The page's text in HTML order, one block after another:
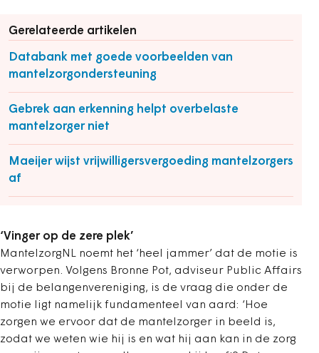
Gerelateerde artikelen
Databank met goede voorbeelden van
mantelzorgondersteuning
Gebrek aan erkenning helpt overbelaste
mantelzorger niet
Maeijer wijst vrijwilligersvergoeding mantelzorgers
af
‘Vinger op de zere plek’
MantelzorgNL noemt het ‘heel jammer’ dat de motie is
verworpen. Volgens Bronne Pot, adviseur Public Affairs
bij de belangenvereniging, is de vraag die onder de
motie ligt namelijk fundamenteel van aard: ‘Hoe
zorgen we ervoor dat de mantelzorger in beeld is,
zodat we weten wie hij is en wat hij aan kan in de zorg